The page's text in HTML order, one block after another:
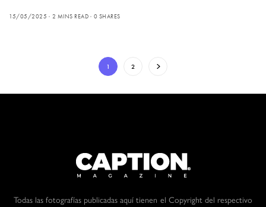
15/05/2025 2 MINS READ 0 SHARES
1 2
Todas las fotografías publicadas aquí tienen el Copyright del respectivo